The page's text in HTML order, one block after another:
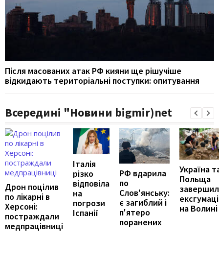
Після масованих атак РФ кияни ще рішучіше
відкидають територіальні поступки: опитування
Всередині "Новини bigmir)net
Дрон поцілив
по лікарні в
Херсоні:
постраждали
медпрацівниці
Італія
різко
відповіла
на
погрози
Іспанії
РФ вдарила
по
Слов'янську:
є загиблий і
п'ятеро
поранених
Україна
Польща
на Волині